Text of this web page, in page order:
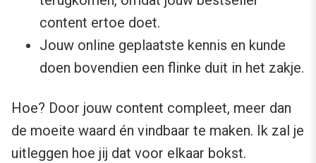
content ertoe doet.
Jouw online geplaatste kennis en kunde
doen bovendien een flinke duit in het zakje.
Hoe? Door jouw content compleet, meer dan
de moeite waard én vindbaar te maken. Ik zal je
uitleggen hoe jij dat voor elkaar bokst.